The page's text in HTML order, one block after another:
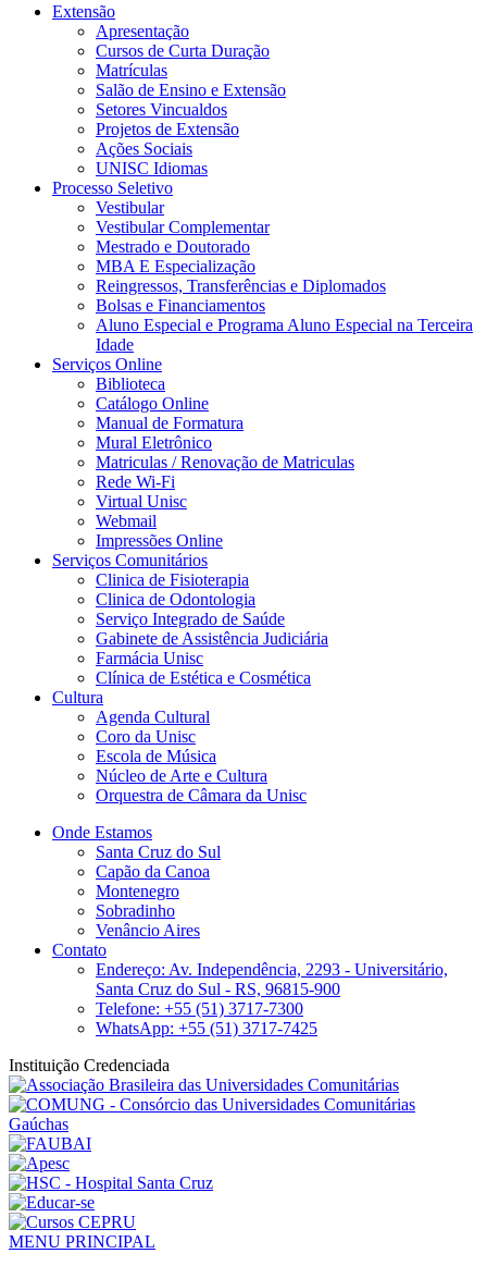
Extensão
Apresentação
Cursos de Curta Duração
Matrículas
Salão de Ensino e Extensão
Setores Vincualdos
Projetos de Extensão
Ações Sociais
UNISC Idiomas
Processo Seletivo
Vestibular
Vestibular Complementar
Mestrado e Doutorado
MBA E Especialização
Reingressos, Transferências e Diplomados
Bolsas e Financiamentos
Aluno Especial e Programa Aluno Especial na Terceira
Idade
Serviços Online
Biblioteca
Catálogo Online
Manual de Formatura
Mural Eletrônico
Matriculas / Renovação de Matriculas
Rede Wi-Fi
Virtual Unisc
Webmail
Impressões Online
Serviços Comunitários
Clinica de Fisioterapia
Clinica de Odontologia
Serviço Integrado de Saúde
Gabinete de Assistência Judiciária
Farmácia Unisc
Clínica de Estética e Cosmética
Cultura
Agenda Cultural
Coro da Unisc
Escola de Música
Núcleo de Arte e Cultura
Orquestra de Câmara da Unisc
Onde Estamos
Santa Cruz do Sul
Capão da Canoa
Montenegro
Sobradinho
Venâncio Aires
Contato
Endereço: Av. Independência, 2293 - Universitário,
Santa Cruz do Sul - RS, 96815-900
Telefone: +55 (51) 3717-7300
WhatsApp: +55 (51) 3717-7425
Instituição Credenciada
MENU PRINCIPAL